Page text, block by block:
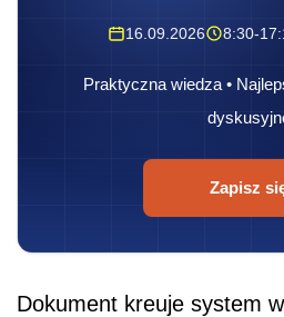
16.09.2026 8:30-
Praktyczna wiedza •
Zapisz
Dokument kreuje system